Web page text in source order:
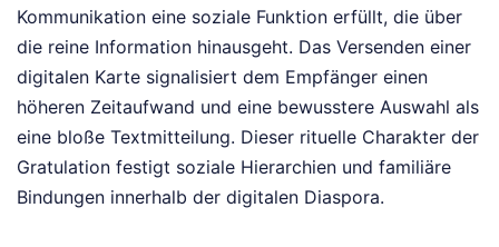
Kommunikation eine soziale Funktion erfüllt, die über
die reine Information hinausgeht. Das Versenden einer
digitalen Karte signalisiert dem Empfänger einen
höheren Zeitaufwand und eine bewusstere Auswahl als
eine bloße Textmitteilung. Dieser rituelle Charakter der
Gratulation festigt soziale Hierarchien und familiäre
Bindungen innerhalb der digitalen Diaspora.